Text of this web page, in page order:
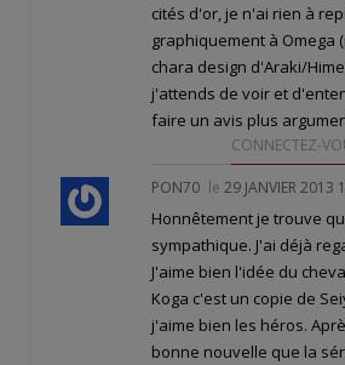
cités d'or, je n'ai rien à
graphiquement à Omega
chara design d'Araki/
j'attends de voir et
faire un avis plus
CONNECTEZ-
PON70 le 29 JANVIER 2013
Honnêtement je trouve
sympathique. J'ai déjà
J'aime bien l'idée du
Koga c'est un copie de
j'aime bien les héros.
bonne nouvelle que la